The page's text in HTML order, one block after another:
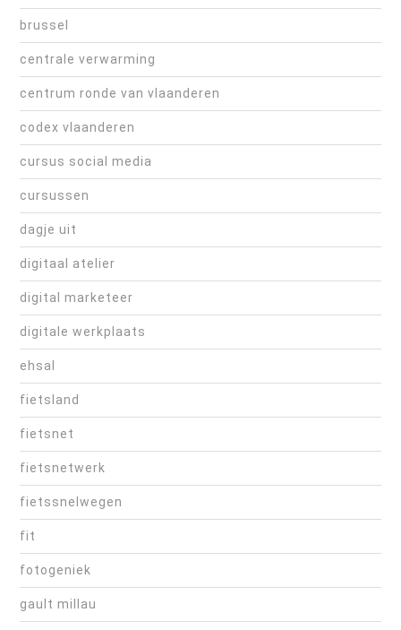
brussel
centrale verwarming
centrum ronde van vlaanderen
codex vlaanderen
cursus social media
cursussen
dagje uit
digitaal atelier
digital marketeer
digitale werkplaats
ehsal
fietsland
fietsnet
fietsnetwerk
fietssnelwegen
fit
fotogeniek
gault millau